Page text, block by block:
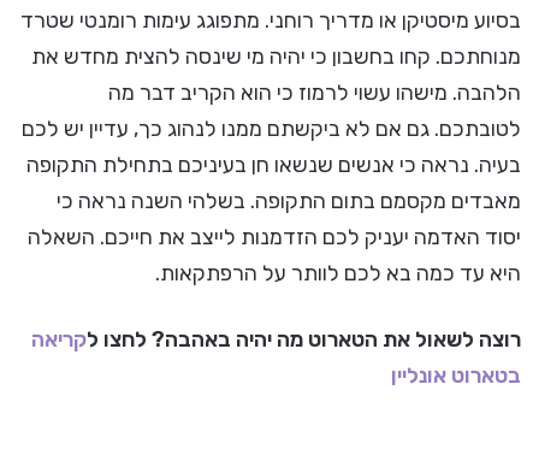
בסיוע מיסטיקן או מדריך רוחני. מתפוגג עימות רומנטי שטרד
מנוחתכם. קחו בחשבון כי יהיה מי שינסה להצית מחדש את
הלהבה. מישהו עשוי לרמוז כי הוא הקריב דבר מה
לטובתכם. גם אם לא ביקשתם ממנו לנהוג כך, עדיין יש לכם
בעיה. נראה כי אנשים שנשאו חן בעיניכם בתחילת התקופה
מאבדים מקסמם בתום התקופה. בשלהי השנה נראה כי
יסוד האדמה יעניק לכם הזדמנות לייצב את חייכם. השאלה
היא עד כמה בא לכם לוותר על הרפתקאות.
רוצה לשאול את הטארוט מה יהיה באהבה? לחצו לקריאה
בטארוט אונליין